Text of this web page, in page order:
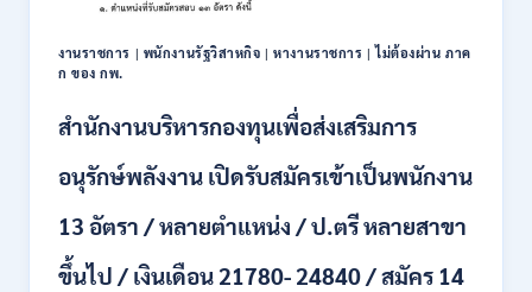
งานราชการ | พนักงานรัฐวิสาหกิจ |หางานราชการ |ไม่ต้องผ่าน ภาค
ก ของ กพ.
สำนักงานบริหารกองทุนเพื่อส่งเสริมการ
อนุรักษ์พลังงาน เปิดรับสมัครเข้าเป็นพนักงาน
13 อัตรา / หลายตำแหน่ง / ป.ตรี หลายสาขา
ขึ้นไป / เงินเดือน 21780- 24840 / สมัคร 14